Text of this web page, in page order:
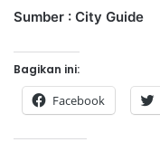
Sumber : City Guide
Bagikan ini:
Facebook